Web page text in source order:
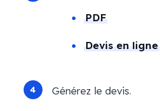
PDF
Devis en ligne
Générez le devis.